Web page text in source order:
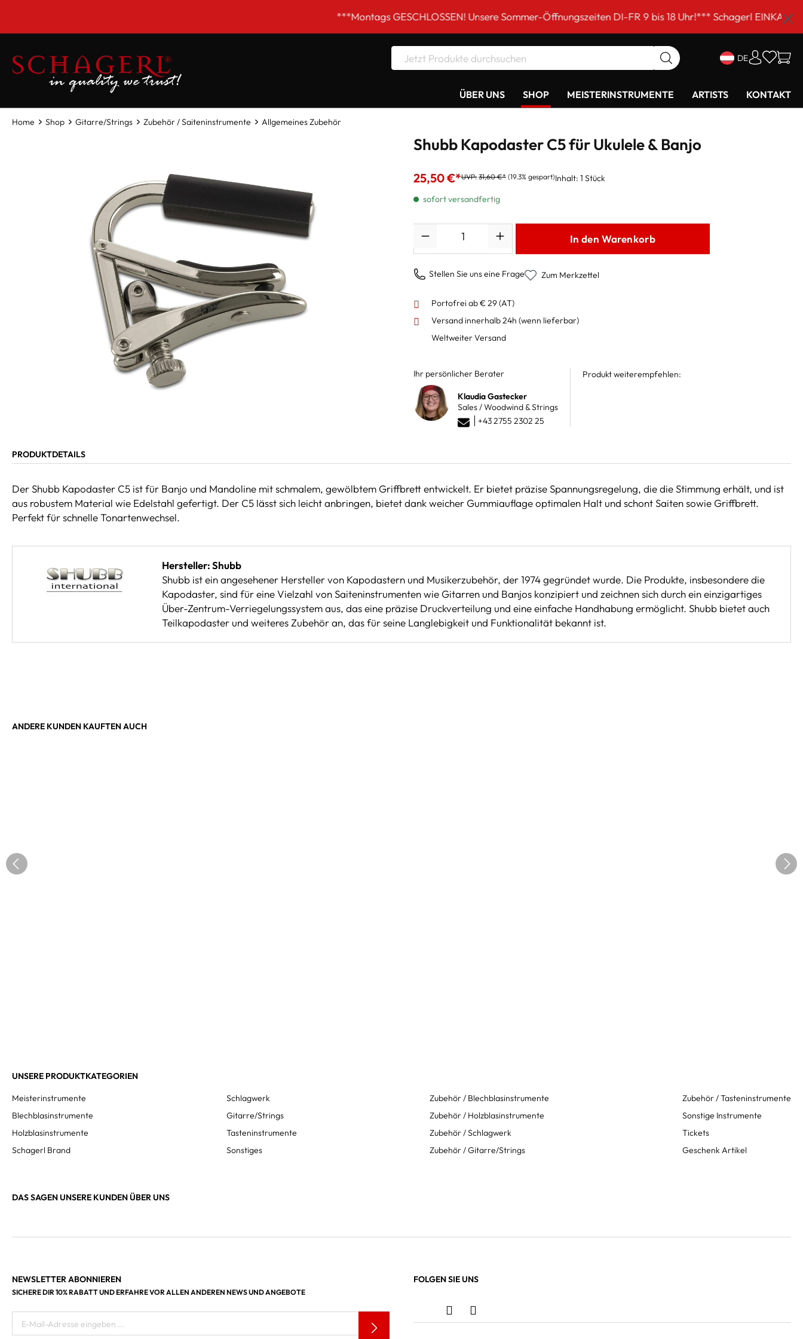
***Montags GESCHLOSSEN! Unsere Sommer-Öffnungszeiten DI-FR 9 bis 18 Uhr!*** Schagerl
DE
ÜBER UNS SHOP MEISTERINSTRUMENTE ARTISTS KONTAKT
Home Shop Gitarre/Strings Zubehör / Saiteninstrumente Allgemeines Zubehör
Shubb Kapodaster C5 für Ukulele & Banjo
25,50 €*UVP: 31,60 €* (19.3% gespart)Inhalt: 1 Stück
sofort versandfertig
In den Warenkorb
Stellen Sie uns eine Frage Zum Merkzettel
Portofrei ab € 29 (AT)
Versand innerhalb 24h (wenn lieferbar)
Weltweiter Versand
Ihr persönlicher Berater
Klaudia Gastecker
Sales / Woodwind & Strings
+43 2755 2302 25
Produkt weiterempfehlen:
PRODUKTDETAILS
Der Shubb Kapodaster C5 ist für Banjo und Mandoline mit schmalem, gewölbtem Griffbrett entwickelt. Er bietet präzise Spannungsregelung, die die Stimmung erhält, und ist
aus robustem Material wie Edelstahl gefertigt. Der C5 lässt sich leicht anbringen, bietet dank weicher Gummiauflage optimalen Halt und schont Saiten sowie Griffbrett.
Perfekt für schnelle Tonartenwechsel.
Hersteller: Shubb
Shubb ist ein angesehener Hersteller von Kapodastern und Musikerzubehör, der 1974 gegründet wurde. Die Produkte, insbesondere die
Kapodaster, sind für eine Vielzahl von Saiteninstrumenten wie Gitarren und Banjos konzipiert und zeichnen sich durch ein einzigartiges
Über-Zentrum-Verriegelungssystem aus, das eine präzise Druckverteilung und eine einfache Handhabung ermöglicht. Shubb bietet auch
Teilkapodaster und weiteres Zubehör an, das für seine Langlebigkeit und Funktionalität bekannt ist.
ANDERE KUNDEN KAUFTEN AUCH
UNSERE PRODUKTKATEGORIEN
Meisterinstrumente
Blechblasinstrumente
Holzblasinstrumente
Schagerl Brand
Schlagwerk
Gitarre/Strings
Tasteninstrumente
Sonstiges
Zubehör / Blechblasinstrumente
Zubehör / Holzblasinstrumente
Zubehör / Schlagwerk
Zubehör / Gitarre/Strings
Zubehör / Tasteninstrumente
Sonstige Instrumente
Tickets
Geschenk Artikel
DAS SAGEN UNSERE KUNDEN ÜBER UNS
NEWSLETTER ABONNIEREN
SICHERE DIR 10% RABATT UND ERFAHRE VOR ALLEN ANDEREN NEWS UND ANGEBOTE
E-Mail-Adresse eingeben ...
FOLGEN SIE UNS